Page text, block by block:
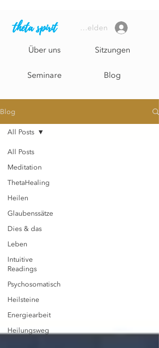
theta spirit
Über uns
Seminare
Sitzungen
Blog
Anmelden
Blog
All Posts
Meditation
ThetaHealing
Heilen
Glaubenssätze
Dies & das
Leben
Intuitive
Readings
Psychosomatisch
Heilsteine
Energiearbeit
Heilungsweg
All Posts